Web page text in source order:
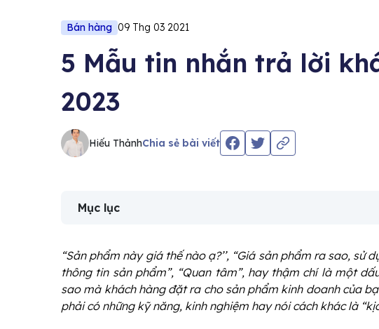
Bán hàng 09 Thg 03 2021
5 Mẫu tin nhắn trả lời
2023
Hiếu ThảnhChia sẻ bài viết
Mục lục
“Sản phẩm này giá thế nào ạ?’’, “Giá sản phẩm ra sao, sử
thông tin sản phẩm”, “Quan tâm”, hay thậm chí là một
sao mà khách hàng đặt ra cho sản phẩm kinh doanh của
phải có những kỹ năng, kinh nghiệm hay nói cách khác là